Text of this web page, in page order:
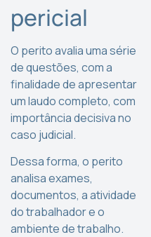
pericial
O perito avalia uma série
de questões, com a
finalidade de apresentar
um laudo completo, com
importância decisiva no
caso judicial.
Dessa forma, o perito
analisa exames,
documentos, a atividade
do trabalhador e o
ambiente de trabalho.